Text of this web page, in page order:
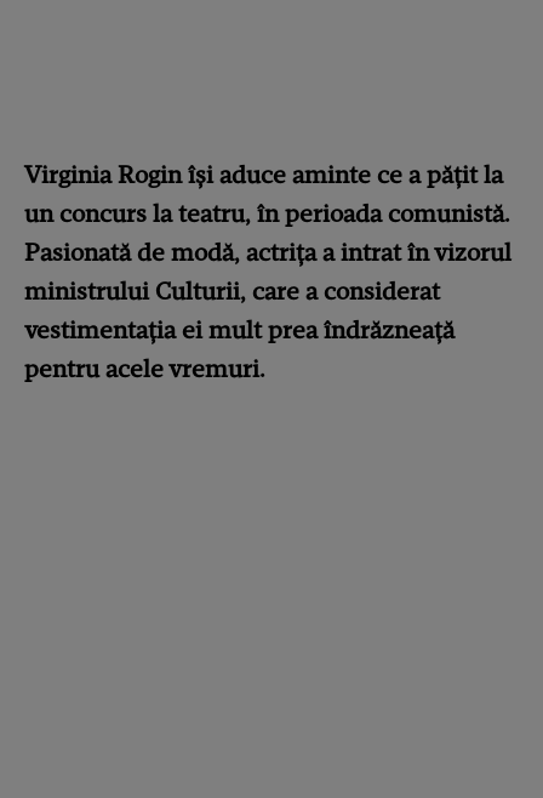
Virginia Rogin își aduce aminte ce a pățit la
un concurs la teatru, în perioada comunistă.
Pasionată de modă, actrița a intrat în vizorul
ministrului Culturii, care a considerat
vestimentația ei mult prea îndrăzneață
pentru acele vremuri.